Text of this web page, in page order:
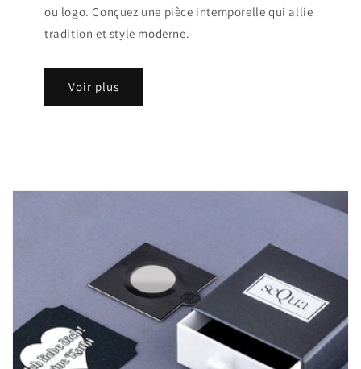
ou logo. Conçuez une pièce intemporelle qui allie
tradition et style moderne.
Voir plus